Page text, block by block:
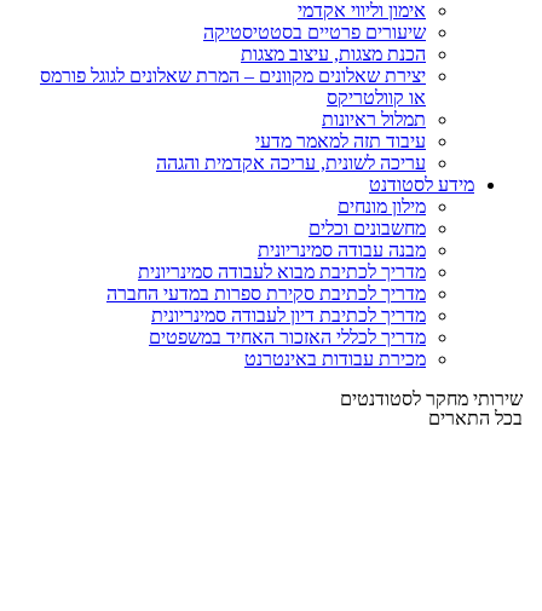
אימון וליווי אקדמי
שיעורים פרטיים בסטטיסטיקה
הכנת מצגות, עיצוב מצגות
יצירת שאלונים מקוונים – המרת שאלונים לגוגל פורמס
או קוולטריקס
תמלול ראיונות
עיבוד תזה למאמר מדעי
עריכה לשונית, עריכה אקדמית והגהה
מידע לסטודנט
מילון מונחים
מחשבונים וכלים
מבנה עבודה סמינריונית
מדריך לכתיבת מבוא לעבודה סמינריונית
מדריך לכתיבת סקירת ספרות במדעי החברה
מדריך לכתיבת דיון לעבודה סמינריונית
מדריך לכללי האזכור האחיד במשפטים
מכירת עבודות באינטרנט
שירותי מחקר לסטודנטים
בכל התארים